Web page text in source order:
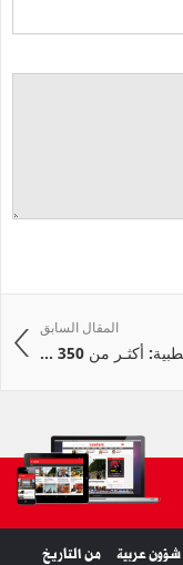
المقال السابق
أكثـر من 350 ...
شؤون عربية من التاريخ